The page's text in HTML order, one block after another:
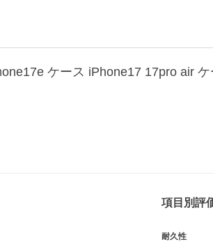
項目別評
耐久性